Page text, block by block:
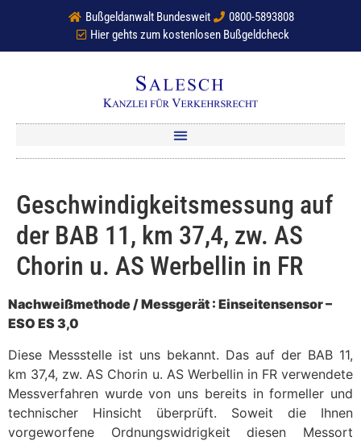
Bußgeldanwalt Bundesweit
0800-5893808
Hier gehts zum kostenlosen Bußgeldcheck
Geschwindigkeitsmessung auf
der BAB 11, km 37,4, zw. AS
Chorin u. AS Werbellin in FR
Nachweißmethode / Messgerät : Einseitensensor –
ESO ES 3,0
Diese Messstelle ist uns bekannt. Das auf der BAB 11,
km 37,4, zw. AS Chorin u. AS Werbellin in FR verwendete
Messverfahren wurde von uns bereits in formeller und
technischer Hinsicht überprüft. Soweit die Ihnen
vorgeworfene Ordnungswidrigkeit diesen Messort